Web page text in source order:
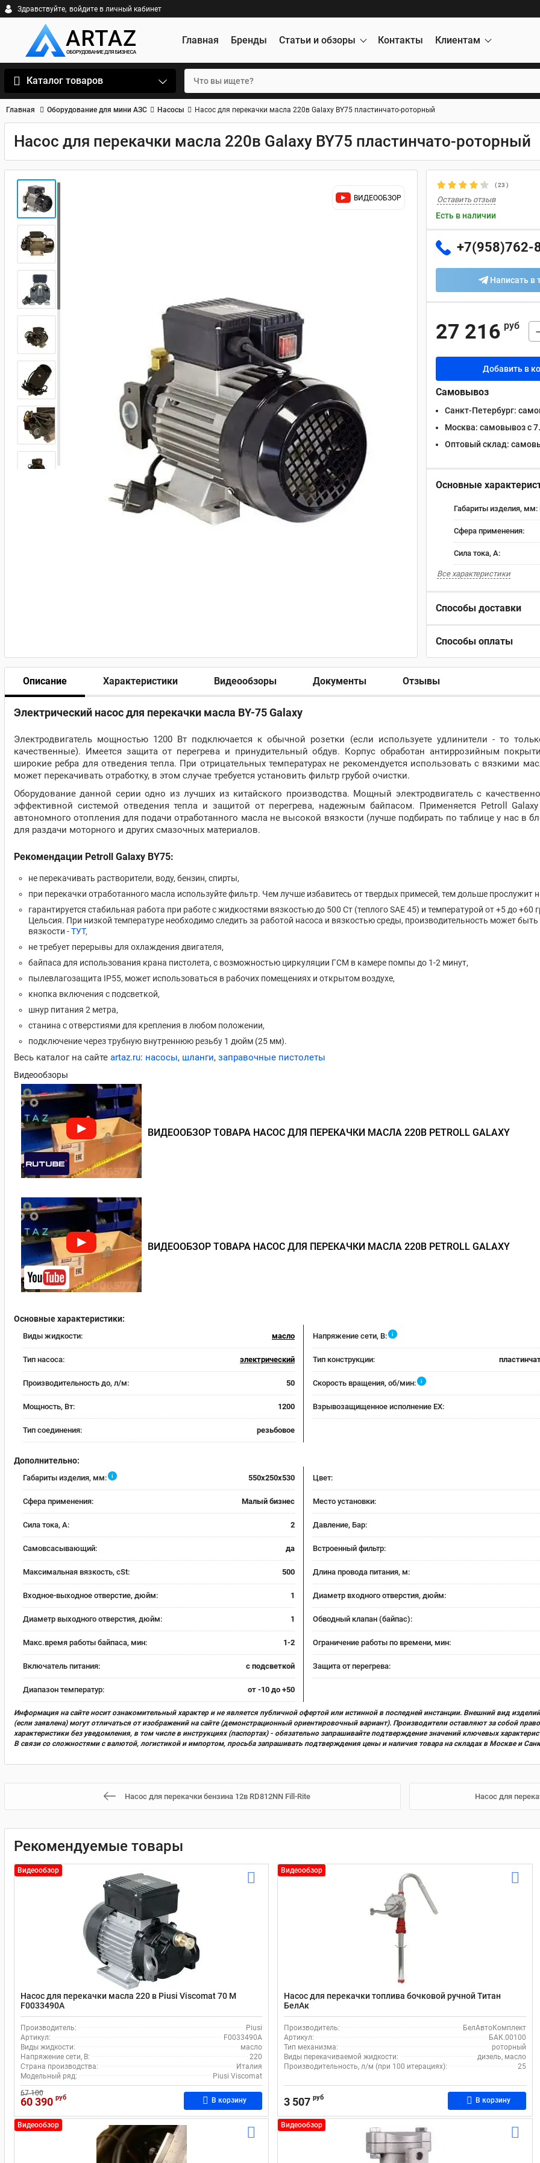
Здравствуйте, войдите в личный кабинет
Главная Бренды Статьи и обзоры Контакты Клиентам
Каталог товаров
Главная Оборудование для мини АЗС Насосы Насос для перекачки масла 220в Galaxy BY75 пластинчато-роторный
Насос для перекачки масла 220в Galaxy BY75 пластинчато-роторный
ВИДЕООБЗОР
(23 )
Оставить отзыв
Есть в наличии
+7(958)762-
Написать в
27 216 руб
Добавить в
Самовывоз
Санкт-Петербург:
Москва: самовывоз с
Оптовый склад:
Основные
Габариты изделия, мм:
Сфера применения:
Сила тока, А:
Все характеристики
Способы доставки
Способы оплаты
Описание Характеристики Видеообзоры Документы Отзывы
Электрический насос для перекачки масла BY-75 Galaxy
Электродвигатель мощностью 1200 Вт подключается к обычной розетки (если используете удлинители - то
качественные). Имеется защита от перегрева и принудительный обдув. Корпус обработан антиррозийным
широкие ребра для отведения тепла. При отрицательных температурах не рекомендуется использовать с вязкими
может перекачивать отработку, в этом случае требуется установить фильтр грубой очистки.
Оборудование данной серии одно из лучших из китайского производства. Мощный электродвигатель с
эффективной системой отведения тепла и защитой от перегрева, надежным байпасом. Применяется Petroll
автономного отопления для подачи отработанного масла не высокой вязкости (лучше подбирать по таблице у нас в
для раздачи моторного и других смазочных материалов.
Рекомендации Petroll Galaxy BY75:
не перекачивать растворители, воду, бензин, спирты,
при перекачки отработанного масла используйте фильтр. Чем лучше избавитесь от твердых примесей, тем дольше прослужит
гарантируется стабильная работа при работе с жидкостями вязкостью до 500 Ст (теплого SAE 45) и температурой от +5 до +60
Цельсия. При низкой температуре необходимо следить за работой насоса и вязкостью среды, производительность может
вязкости -ТУТ,
не требует перерывы для охлаждения двигателя,
байпаса для использования крана пистолета, с возможностью циркуляции ГСМ в камере помпы до 1-2 минут,
пылевлагозащита IP55, может использоваться в рабочих помещениях и открытом воздухе,
кнопка включения с подсветкой,
шнур питания 2 метра,
станина с отверстиями для крепления в любом положении,
подключение через трубную внутреннюю резьбу 1 дюйм (25 мм).
Весь каталог на сайте artaz.ru: насосы, шланги, заправочные пистолеты
Видеообзоры
ВИДЕООБЗОР ТОВАРА НАСОС ДЛЯ ПЕРЕКАЧКИ МАСЛА 220В PETROLL GALAXY
ВИДЕООБЗОР ТОВАРА НАСОС ДЛЯ ПЕРЕКАЧКИ МАСЛА 220В PETROLL GALAXY
Основные характеристики:
Виды жидкости: масло Напряжение сети, В: i
Тип насоса: электрический Тип конструкции:
Производительность до, л/м: 50 Скорость вращения, об/мин: i
Мощность, Вт: 1200 Взрывозащищенное исполнение EX:
Тип соединения: резьбовое
Дополнительно:
Габариты изделия, мм: i 550x250x530 Цвет:
Сфера применения: Малый бизнес Место установки:
Сила тока, А: 2 Давление, Бар:
Самовсасывающий: да Встроенный фильтр:
Максимальная вязкость, cSt: 500 Длина провода питания, м:
Входное-выходное отверстие, дюйм: 1 Диаметр входного отверстия, дюйм:
Диаметр выходного отверстия, дюйм: 1 Обводный клапан (байпас):
Макс.время работы байпаса, мин: 1-2 Ограничение работы по времени, мин:
Включатель питания: с подсветкой Защита от перегрева:
Диапазон температур: от -10 до +50
Информация на сайте носит ознакомительный характер и не является публичной офертой или истинной в последней инстанции. Внешний вид
(если заявлена) могут отличаться от изображений на сайте (демонстрационный ориентировочный вариант). Производители оставляют за собой
характеристики без уведомления, в том числе в инструкциях (паспортах) - обязательно запрашивайте подтверждение значений ключевых
В связи со сложностями с валютой, логистикой и импортом, просьба запрашивать подтверждения цены и наличия товара на складах в Москве и
Насос для перекачки бензина 12в RD812NN Fill-Rite Насос для
Рекомендуемые товары
Видеообзор
Насос для перекачки масла 220 в Piusi Viscomat 70 M
F0033490A
Производитель:
Piusi
Артикул:
F0033490A
Виды жидкости:
масло
Напряжение сети, В:
220
Страна производства:
Италия
Модельный ряд:
Piusi Viscomat
67 100
60 390 руб В корзину
Видеообзор
Насос для перекачки топлива бочковой ручной Титан
БелАк
Производитель:
БелАвтоКомплект
Артикул:
БАК.00100
Тип механизма:
роторный
Виды перекачиваемой жидкости:
дизель, масло
Производительность, л/м (при 100 итерациях):
25
3 507 руб В корзину
Видеообзор Видеообзор